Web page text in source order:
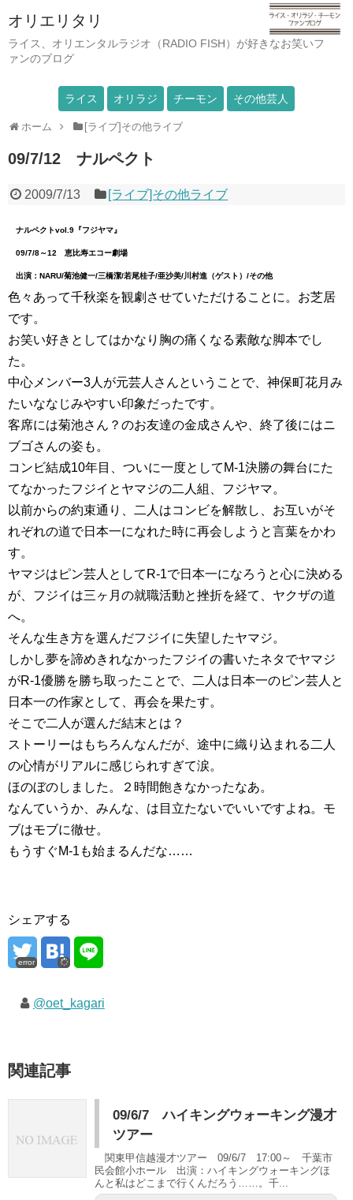
オリエリタリ
ライス、オリエンタルラジオ（RADIO FISH）が好きなお笑いフ
ァンのブログ
ライス オリラジ チーモン その他芸人
ホーム [ライブ]その他ライブ
09/7/12 ナルペクト
2009/7/13 [ライブ]その他ライブ
ナルペクトvol.9『フジヤマ』
09/7/8～12 恵比寿エコー劇場
出演：NARU/菊池健一/三橋潔/若尾桂子/亜沙美/川村進（ゲスト）/その他
色々あって千秋楽を観劇させていただけることに。お芝居
です。
お笑い好きとしてはかなり胸の痛くなる素敵な脚本でし
た。
中心メンバー3人が元芸人さんということで、神保町花月み
たいななじみやすい印象だったです。
客席には菊池さん？のお友達の金成さんや、終了後にはニ
ブゴさんの姿も。
コンビ結成10年目、ついに一度としてM-1決勝の舞台にた
てなかったフジイとヤマジの二人組、フジヤマ。
以前からの約束通り、二人はコンビを解散し、お互いがそ
れぞれの道で日本一になれた時に再会しようと言葉をかわ
す。
ヤマジはピン芸人としてR-1で日本一になろうと心に決める
が、フジイは三ヶ月の就職活動と挫折を経て、ヤクザの道
へ。
そんな生き方を選んだフジイに失望したヤマジ。
しかし夢を諦めきれなかったフジイの書いたネタでヤマジ
がR-1優勝を勝ち取ったことで、二人は日本一のピン芸人と
日本一の作家として、再会を果たす。
そこで二人が選んだ結末とは？
ストーリーはもちろんなんだが、途中に織り込まれる二人
の心情がリアルに感じられすぎて涙。
ほのぼのしました。２時間飽きなかったなあ。
なんていうか、みんな、は目立たないでいいですよね。モ
ブはモブに徹せ。
もうすぐM-1も始まるんだな……
シェアする
error
@oet_kagari
関連記事
09/6/7 ハイキングウォーキング漫才
ツアー
関東甲信越漫才ツアー 09/6/7 17:00～ 千葉市
民会館小ホール 出演：ハイキングウォーキングほ
んと私はどこまで行くんだろう……。千...